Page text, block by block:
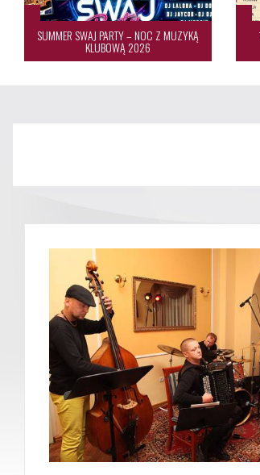
SUMMER SWAJ PARTY – NOC Z MUZYKĄ
KLUBOWĄ 2026